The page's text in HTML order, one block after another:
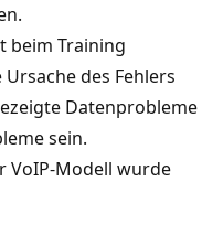
beim Training
des Fehlers
Datenprobleme
sein.
VoIP-Modell wurde